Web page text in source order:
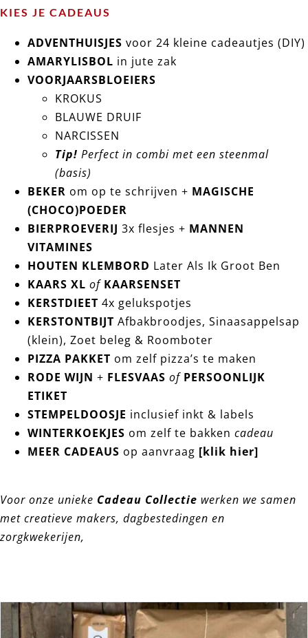
KIES JE CADEAUS
ADVENTHUISJES voor 24 kleine cadeautjes (DIY)
AMARYLISBOL in jute zak
VOORJAARSBLOEIERS
KROKUS
BLAUWE DRUIF
NARCISSEN
Tip! Perfect in combi met een steenmal
(basis)
BEKER om op te schrijven + MAGISCHE
(CHOCO)POEDER
BIERPROEVERIJ 3x flesjes + MANNEN
VITAMINES
HOUTEN KLEMBORD Later Als Ik Groot Ben
KAARS XL of KAARSENSET
KERSTDIEET 4x gelukspotjes
KERSTONTBIJT Afbakbroodjes, Sinaasappelsap
(klein), Zoet beleg & Roomboter
PIZZA PAKKET om zelf pizza’s te maken
RODE WIJN + FLESVAAS of PERSOONLIJK
ETIKET
STEMPELDOOSJE inclusief inkt & labels
WINTERKOEKJES om zelf te bakken cadeau
MEER CADEAUS op aanvraag [klik hier]
Voor onze unieke Cadeau Collectie werken we samen
met creatieve makers, dagbestedingen en
zorgkwekerijen,